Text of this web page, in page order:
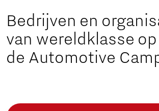
Bedrijven en
van wereldklasse op
de Automotive